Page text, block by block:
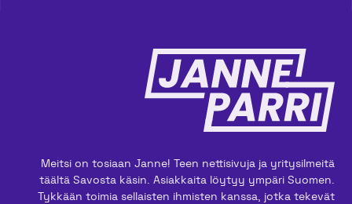
Meitsi on tosiaan Janne! Teen nettisivuja ja yritysilmeitä
täältä Savosta käsin. Asiakkaita löytyy ympäri Suomen.
Tykkään toimia sellaisten ihmisten kanssa, jotka tekevät